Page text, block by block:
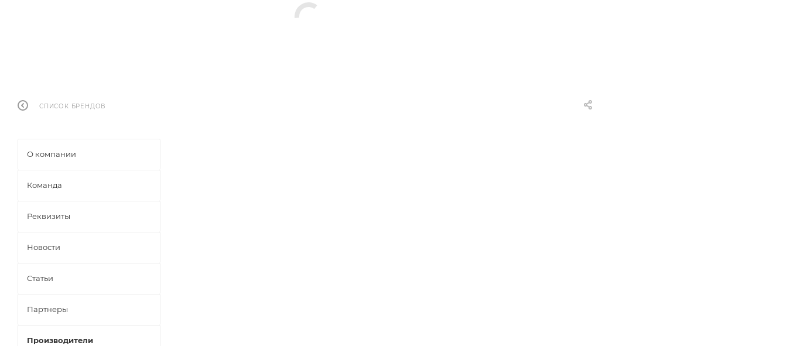
СПИСОК БРЕНДОВ
О компании
Команда
Реквизиты
Новости
Статьи
Партнеры
Производители